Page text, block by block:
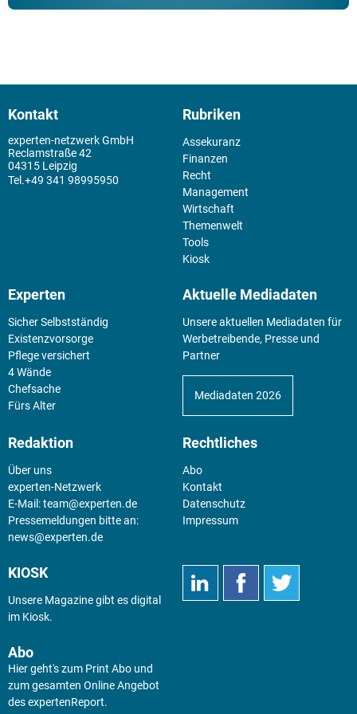
Kontakt
experten-netzwerk GmbH
Reclamstraße 42
04315 Leipzig
+49 341 98995950
Rubriken
Assekuranz
Finanzen
Recht
Management
Wirtschaft
Themenwelt
Tools
Kiosk
Experten
Sicher Selbstständig
Existenz­vorsorge
Pflege versichert
4 Wände
Chefsache
Fürs Alter
Aktuelle Mediadaten
Unsere aktuellen Mediadaten für
Werbetreibende, Presse und
Partner
Mediadaten 2026
Redaktion
Über uns
experten-Netzwerk
E-Mail:team@experten.de
Pressemeldungen bitte an:
news@experten.de
Rechtliches
Abo
Kontakt
Datenschutz
Impressum
KIOSK
Unsere Magazine gibt es digital
im Kiosk.
Abo
Hier geht's zum Print Abo und
zum gesamten Online Angebot
des expertenReport.